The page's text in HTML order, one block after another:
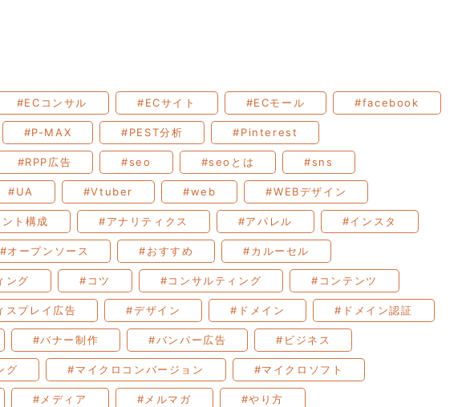
#ECコンサル #ECサイト #ECモール #facebook
#P-MAX #PEST分析 #Pinterest
#RPP広告 #seo #seoとは #sns
#UA #Vtuber #web #WEBデザイン
ト構成 #アナリティクス #アパレル #インスタ
#オープンソース #おすすめ #カルーセル
ング #コツ #コンサルティング #コンテンツ
スプレイ広告 #デザイン #ドメイン #ドメイン認証
#バナー制作 #バンパー広告 #ビジネス
グ #マイクロコンバージョン #マイクロソフト
#メディア #メルマガ #やり方